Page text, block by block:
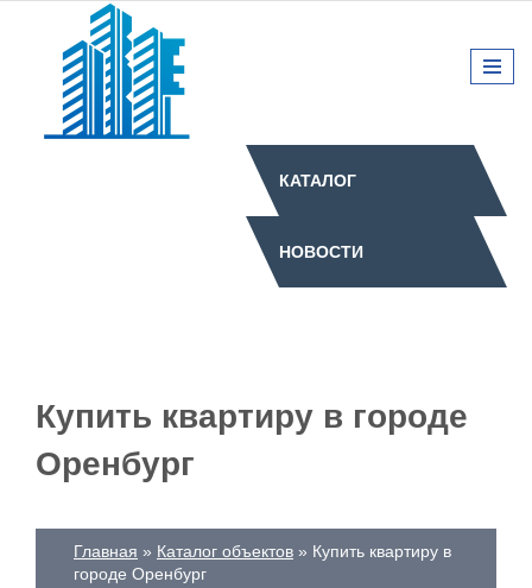
КАТАЛОГ
НОВОСТИ
Купить квартиру в городе
Оренбург
Главная Каталог объектов
Купить квартиру в
городе Оренбург